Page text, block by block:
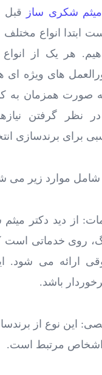
میثم شکری ساز قبل
ابتدا انواع
هر یک از انواع
های ویژه ای
صورت همزمان به
نظر گرفتن
برای برندسازی
شامل موارد زیر می
از دید دکتر
روی خدماتی
ارائه می شود.
باشد.
این نوع از
اشخاص مرتبط است.